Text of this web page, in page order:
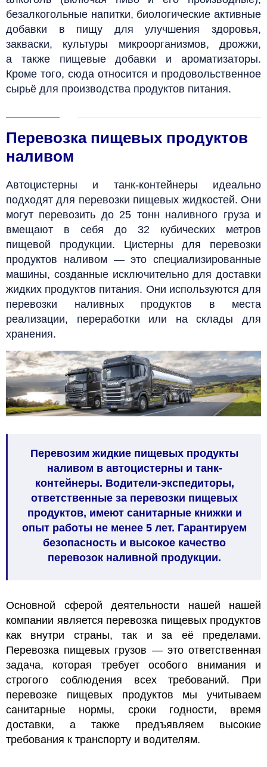
безалкогольные напитки, биологические активные
добавки в пищу для улучшения здоровья,
закваски, культуры микроорганизмов, дрожжи,
а также пищевые добавки и ароматизаторы.
Кроме того, сюда относится и продовольственное
сырьё для производства продуктов питания.
Перевозка пищевых продуктов
наливом
Автоцистерны и танк-контейнеры идеально
подходят для перевозки пищевых жидкостей. Они
могут перевозить до 25 тонн наливного груза и
вмещают в себя до 32 кубических метров
пищевой продукции. Цистерны для перевозки
продуктов наливом — это специализированные
машины, созданные исключительно для доставки
жидких продуктов питания. Они используются для
перевозки наливных продуктов в места
реализации, переработки или на склады для
хранения.
Перевозим жидкие пищевых продукты
наливом в автоцистерны и танк-
контейнеры. Водители-экспедиторы,
ответственные за перевозки пищевых
продуктов, имеют санитарные книжки и
опыт работы не менее 5 лет. Гарантируем
безопасность и высокое качество
перевозок наливной продукции.
Основной сферой деятельности нашей нашей
компании является перевозка пищевых продуктов
как внутри страны, так и за её пределами.
Перевозка пищевых грузов — это ответственная
задача, которая требует особого внимания и
строгого соблюдения всех требований. При
перевозке пищевых продуктов мы учитываем
санитарные нормы, сроки годности, время
доставки, а также предъявляем высокие
требования к транспорту и водителям.